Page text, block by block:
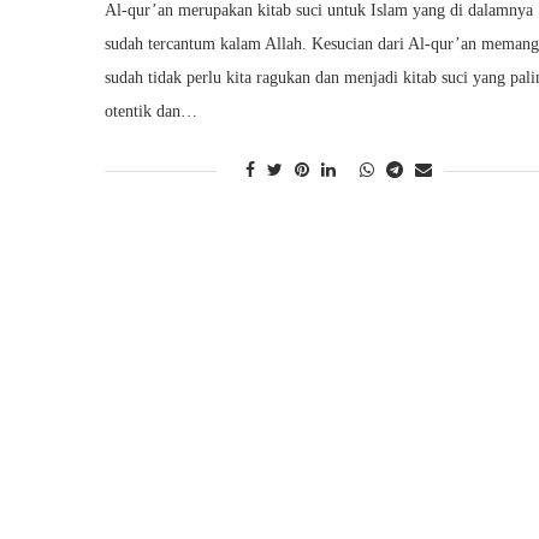
Al-qur’an merupakan kitab suci untuk Islam yang di dalamnya
sudah tercantum kalam Allah. Kesucian dari Al-qur’an memang
sudah tidak perlu kita ragukan dan menjadi kitab suci yang
otentik dan…